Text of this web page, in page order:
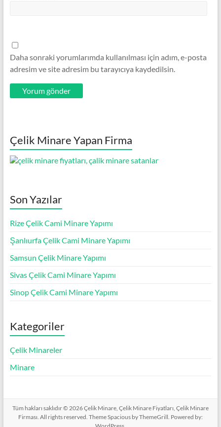
Daha sonraki yorumlarımda kullanılması için adım, e-posta
adresim ve site adresim bu tarayıcıya kaydedilsin.
Çelik Minare Yapan Firma
Son Yazılar
Rize Çelik Cami Minare Yapımı
Şanlıurfa Çelik Cami Minare Yapımı
Samsun Çelik Minare Yapımı
Sivas Çelik Cami Minare Yapımı
Sinop Çelik Cami Minare Yapımı
Kategoriler
Çelik Minareler
Minare
Tüm hakları saklıdır © 2026Çelik Minare, Çelik Minare Fiyatları, Çelik Minare
Firması . All rights reserved. ThemeSpaciousby ThemeGrill. Powered by: